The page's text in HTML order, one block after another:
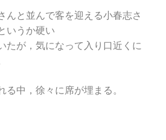
んと並んで客を迎える小春志さ
いうか硬い
たが，気になって入り口近くに
る中，徐々に席が埋まる。